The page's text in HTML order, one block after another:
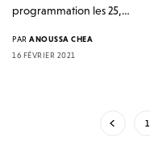
programmation les 25,…
PAR ANOUSSA CHEA
16 FÉVRIER 2021
1